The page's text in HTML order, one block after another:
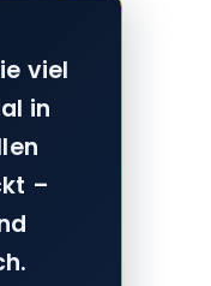
viel
in
–